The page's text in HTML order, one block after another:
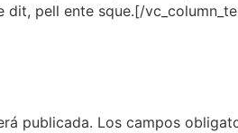
dit, pell ente sque.[/
publicada. Los campos